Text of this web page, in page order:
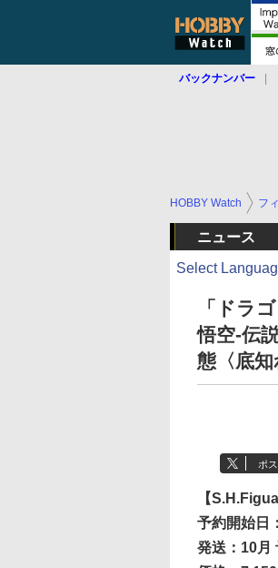
バックナンバー
HOBBY Watch フ
ニュース
Select
「ドラ
悟空-伝
態〈底
ポ
【
予約開始日
発送：10月